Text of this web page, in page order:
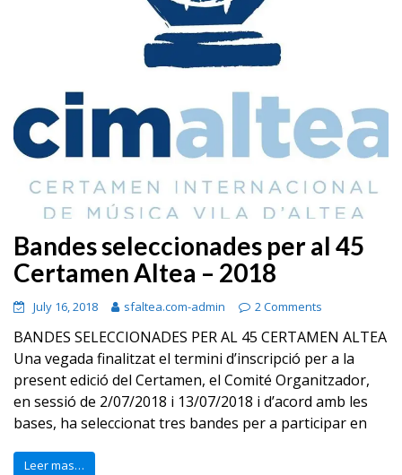
Bandes seleccionades per al 45
Certamen Altea – 2018
July 16, 2018 sfaltea.com-admin 2 Comments
BANDES SELECCIONADES PER AL 45 CERTAMEN ALTEA
Una vegada finalitzat el termini d’inscripció per a la
present edició del Certamen, el Comité Organitzador,
en sessió de 2/07/2018 i 13/07/2018 i d’acord amb les
bases, ha seleccionat tres bandes per a participar en
Leer mas…